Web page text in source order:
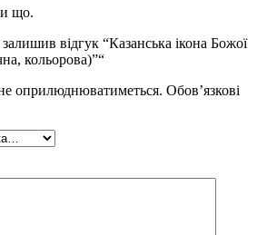
що.
відгук “Казанська ікона Божої
кольорова)”“
оприлюднюватиметься. Обов’язкові